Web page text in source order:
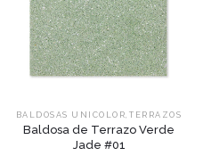
BALDOSAS UNICOLOR ,TERRAZOS
Baldosa de Terrazo Verde
Jade #01